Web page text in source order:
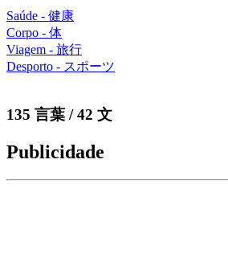
Saúde - 健康
Corpo - 体
Viagem - 旅行
Desporto - スポーツ
135 言葉 / 42 文
Publicidade